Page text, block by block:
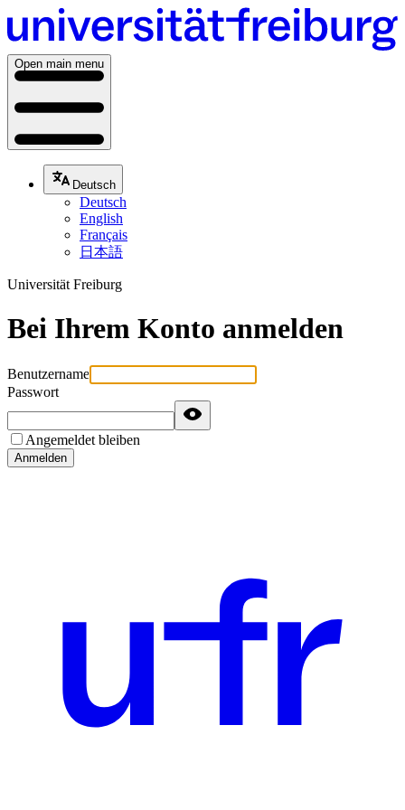
Open main menu
Deutsch
Deutsch
English
Français
日本語
Universität Freiburg
Bei Ihrem Konto anmelden
Benutzername
Passwort
Angemeldet bleiben
Anmelden